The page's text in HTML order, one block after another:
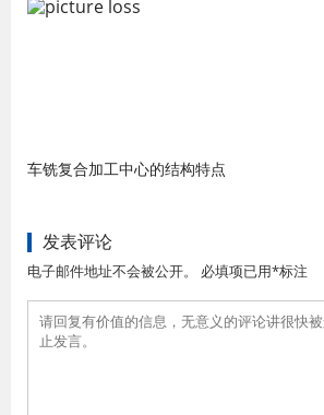
车铣复合加工中心的结构特点
发表评论
电子邮件地址不会被公开。 必填项已用*标注